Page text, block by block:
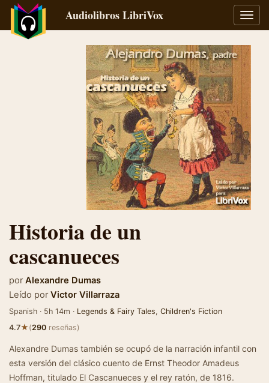
Audiolibros LibriVox
Historia de un
cascanueces
por Alexandre Dumas
Leído por Victor Villarraza
Spanish · 5h 14m · Legends & Fairy Tales, Children's Fiction
4.7★(290 reseñas)
Alexandre Dumas también se ocupó de la narración infantil con
esta versión del clásico cuento de Ernst Theodor Amadeus
Hoffman, titulado El Cascanueces y el rey ratón, de 1816.